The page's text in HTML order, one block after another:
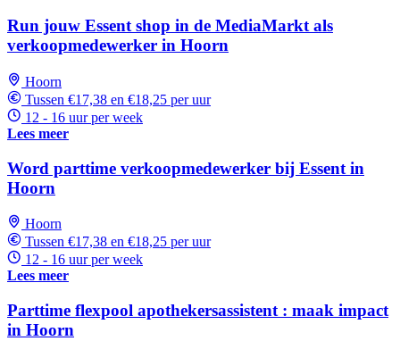
Run jouw Essent shop in de MediaMarkt als
verkoopmedewerker in Hoorn
Hoorn
Tussen €17,38 en €18,25 per uur
12 - 16 uur per week
Lees meer
Word parttime verkoopmedewerker bij Essent in
Hoorn
Hoorn
Tussen €17,38 en €18,25 per uur
12 - 16 uur per week
Lees meer
Parttime flexpool apothekersassistent : maak impact
in Hoorn